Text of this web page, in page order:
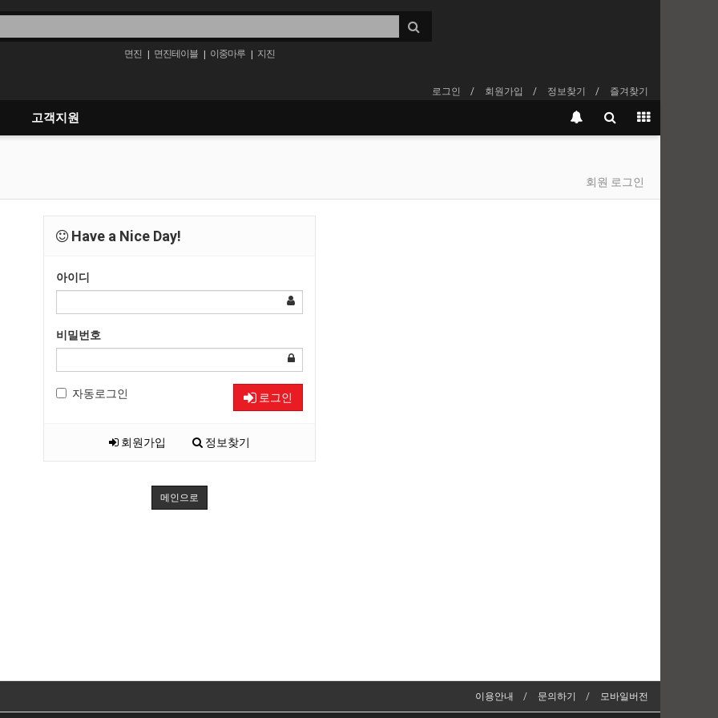
면진 | 면진테이블 | 이중마루 | 지진
로그인 회원가입 정보찾기 즐겨찾기
고객지원
회원 로그인
Have a Nice Day!
아이디
비밀번호
자동로그인 로그인
회원가입 정보찾기
메인으로
이용안내 문의하기 모바일버전